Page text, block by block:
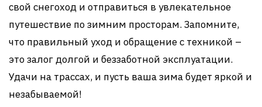
свой снегоход и отправиться в увлекательное
путешествие по зимним просторам. Запомните,
что правильный уход и обращение с техникой –
это залог долгой и беззаботной эксплуатации.
Удачи на трассах, и пусть ваша зима будет яркой и
незабываемой!